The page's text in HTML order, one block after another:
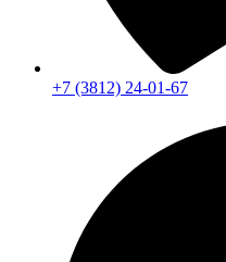
+7 (3812) 24-01-67